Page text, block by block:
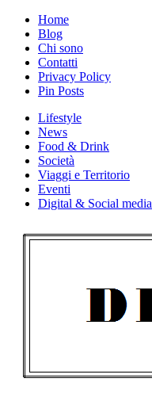
Skip
content
Home
Blog
Chi sono
Contatti
Privacy Policy
Pin Posts
Lifestyle
News
Food & Drink
Società
Viaggi e Territorio
Eventi
Digital & Social media